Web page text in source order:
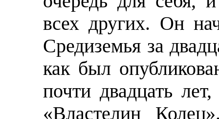
всех других. Он
Средиземья за
как был
почти двадцать
«Властелин